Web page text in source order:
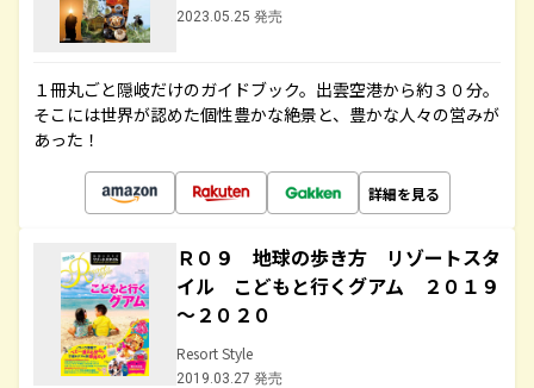
2023.05.25 発売
１冊丸ごと隠岐だけのガイドブック。出雲空港から約３０分。
そこには世界が認めた個性豊かな絶景と、豊かな人々の営みが
あった！
詳細を見る
Ｒ０９ 地球の歩き方 リゾートスタ
イル こどもと行くグアム ２０１９
～２０２０
Resort Style
2019.03.27 発売